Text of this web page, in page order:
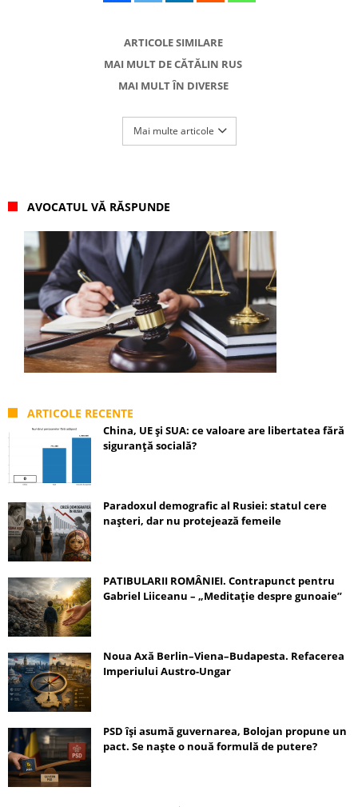
ARTICOLE SIMILARE
MAI MULT DE CĂTĂLIN RUS
MAI MULT ÎN DIVERSE
Mai multe articole
AVOCATUL VĂ RĂSPUNDE
ARTICOLE RECENTE
China, UE și SUA: ce valoare are libertatea fără
siguranță socială?
Paradoxul demografic al Rusiei: statul cere
nașteri, dar nu protejează femeile
PATIBULARII ROMÂNIEI. Contrapunct pentru
Gabriel Liiceanu – „Meditație despre gunoaie”
Noua Axă Berlin–Viena–Budapesta. Refacerea
Imperiului Austro-Ungar
PSD își asumă guvernarea, Bolojan propune un
pact. Se naște o nouă formulă de putere?